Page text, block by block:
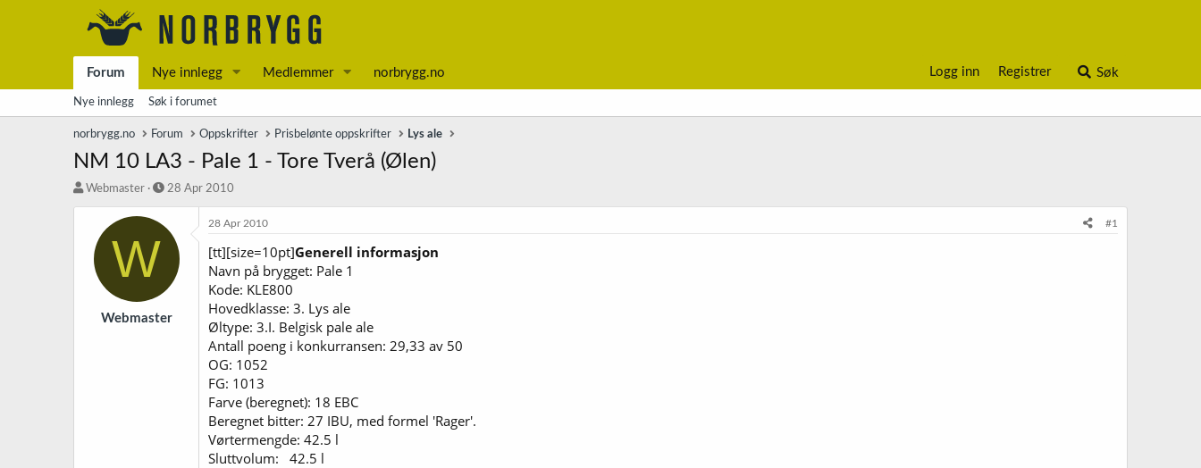
Forum Nye innlegg Medlemmer norbrygg.no Logg inn Registrer Søk
Nye innlegg Søk i forumet
norbrygg.no Forum Oppskrifter Prisbelønte oppskrifter Lys ale
NM 10 LA3 - Pale 1 - Tore Tverå (Ølen)
T
Webmaster
S
r
a
o
28 Apr 2010
W
Webmaster
28 Apr 2010 #1
[tt][size=10pt]Generell informasjon
Navn på brygget: Pale 1
Kode: KLE800
Hovedklasse: 3. Lys ale
Øltype: 3.I. Belgisk pale ale
Antall poeng i konkurransen: 29,33 av 50
OG: 1052
FG: 1013
Farve (beregnet): 18 EBC
Beregnet bitter: 27 IBU, med formel 'Rager'.
Vørtermengde: 42.5 l
Sluttvolum: 42.5 l